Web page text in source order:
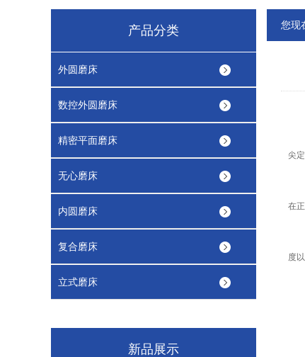
产品分类
外圆磨床
数控外圆磨床
精密平面磨床
无心磨床
内圆磨床
复合磨床
立式磨床
新品展示
您现
高
尖
在
在
度